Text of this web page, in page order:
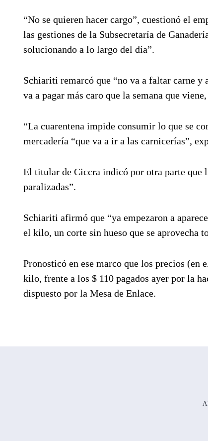
“No se quieren hacer cargo”, cuestionó el
las gestiones de la Subsecretaría de
solucionando a lo largo del día”.
Schiariti remarcó que “no va a faltar carne y
va a pagar más caro que la semana que
“La cuarentena impide consumir lo que se
mercadería “que va a ir a las carnicerías”,
El titular de Ciccra indicó por otra parte que
paralizadas”.
Schiariti afirmó que “ya empezaron a
el kilo, un corte sin hueso que se aprovecha
Pronosticó en ese marco que los precios (en
kilo, frente a los $ 110 pagados ayer por la
dispuesto por la Mesa de Enlace.